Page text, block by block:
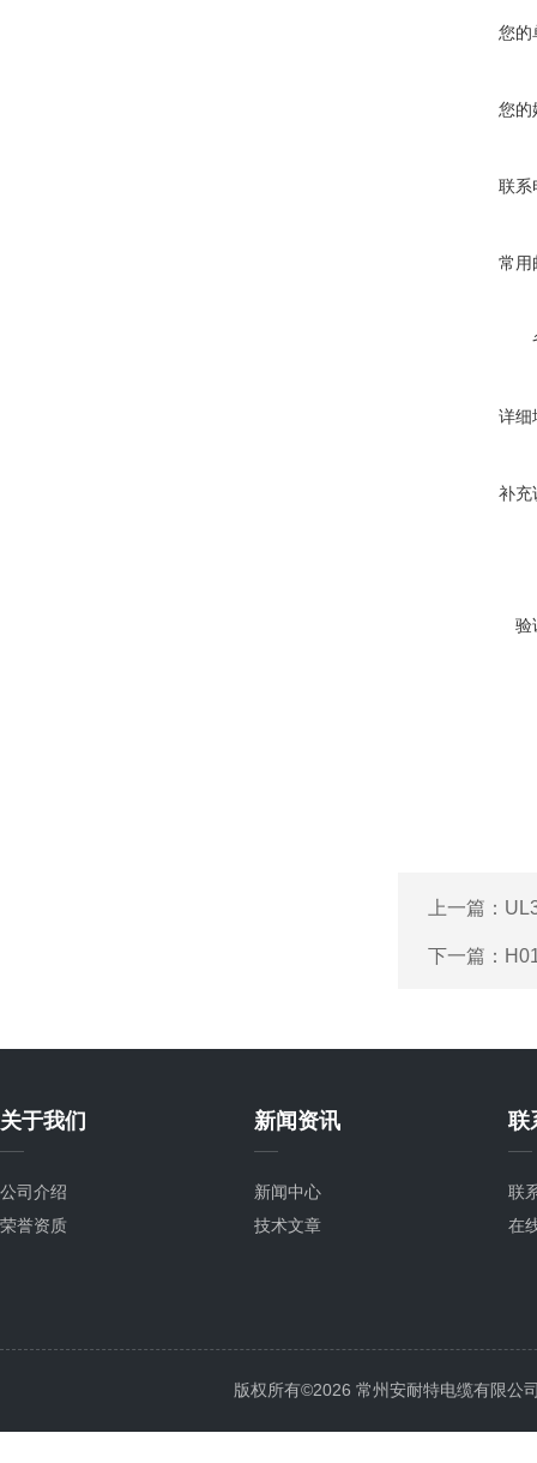
您的
您的
联系
常用
详细
补充
验
上一篇：
下一篇：
关于我们
公司介绍
荣誉资质
新闻资讯
新闻中心
技术文章
联
联
在
版权所有©2026 常州安耐特电缆有限